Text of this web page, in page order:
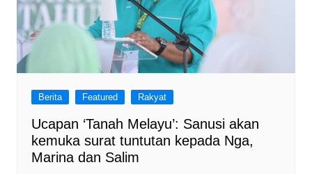
Berita Featured Rakyat
Ucapan ‘Tanah Melayu’: Sanusi akan
kemuka surat tuntutan kepada Nga,
Marina dan Salim